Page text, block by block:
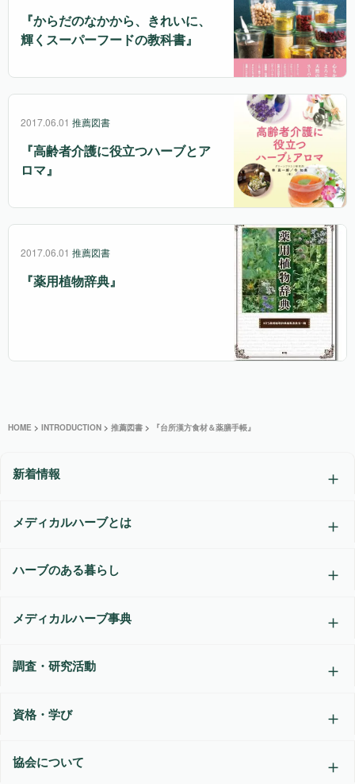
『からだのなかから、きれいに、
輝くスーパーフードの教科書』
2017.06.01 推薦図書
『高齢者介護に役立つハーブとア
ロマ』
2017.06.01 推薦図書
『薬用植物辞典』
HOME > INTRODUCTION > 推薦図書 > 『台所漢方食材＆薬膳手帳』
新着情報
メディカルハーブとは
ハーブのある暮らし
メディカルハーブ事典
調査・研究活動
資格・学び
協会について